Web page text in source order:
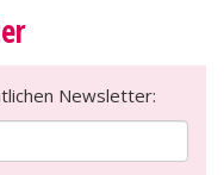
Newsletter: